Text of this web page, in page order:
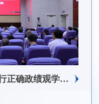
东北大学举办树立和践行正确政绩观学习教育培训班